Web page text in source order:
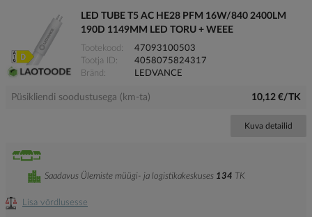
LED TUBE T5 AC HE28 PFM 16W/840 2400LM
190D 1149MM LED TORU + WEEE
Tootekood
47093100503
Tootja ID
4058075824317
Bränd
LEDVANCE
Püsikliendi soodustusega (km-ta) 10,12 €/TK
Kuva detailid
Lisa võrdlusesse
Saadavus Ülemiste müügi- ja logistikakeskuses 134 TK